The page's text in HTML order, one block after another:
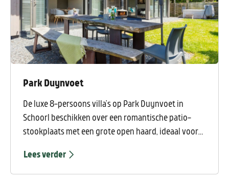
Park Duynvoet
De luxe 8-persoons villa’s op Park Duynvoet in
Schoorl beschikken over een romantische patio-
stookplaats met een grote open haard, ideaal voor
winterdagen. Elke villa heeft 4 slaapkamers met 4
badkamers en u kunt kiezen uit een villa met eigen
Lees verder